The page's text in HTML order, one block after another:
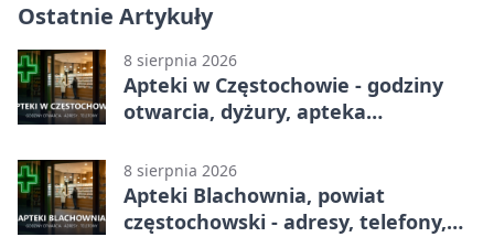
Ostatnie Artykuły
8 sierpnia 2026
Apteki w Częstochowie - godziny
otwarcia, dyżury, apteka
8 sierpnia 2026
Apteki Blachownia, powiat
częstochowski - adresy, telefony,